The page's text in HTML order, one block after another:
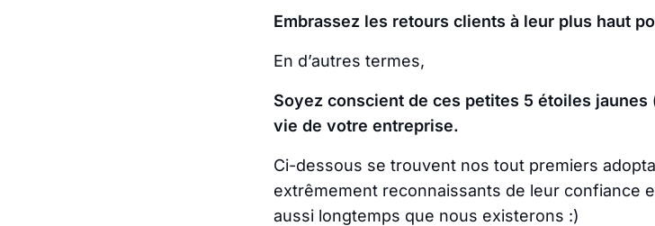
Embrassez les retours clients à leur plus haut
En d’autres termes,
Soyez conscient de ces petites 5 étoiles
vie de votre entreprise.
Ci-dessous se trouvent nos tout premiers
extrêmement reconnaissants de leur confiance
aussi longtemps que nous existerons :)